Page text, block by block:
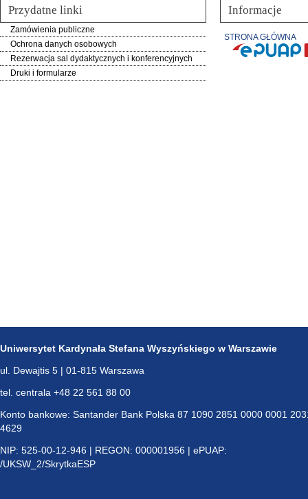
Przydatne linki
Zamówienia publiczne
Ochrona danych osobowych
Rezerwacja sal dydaktycznych i konferencyjnych
Druki i formularze
Informacje
STRONA GŁÓWNA
Uniwersytet Kardynała Stefana Wyszyńskiego w Warszawie
ul. Dewajtis 5 | 01-815 Warszawa
tel. centrala +48 22 561 88 00
Konto bankowe: Santander Bank Polska 87 1090 2851 0000 0001
4629
NIP: 525-00-12-946 | REGON: 000001956 | ePUAP:
/UKSW_2/SkrytkaESP